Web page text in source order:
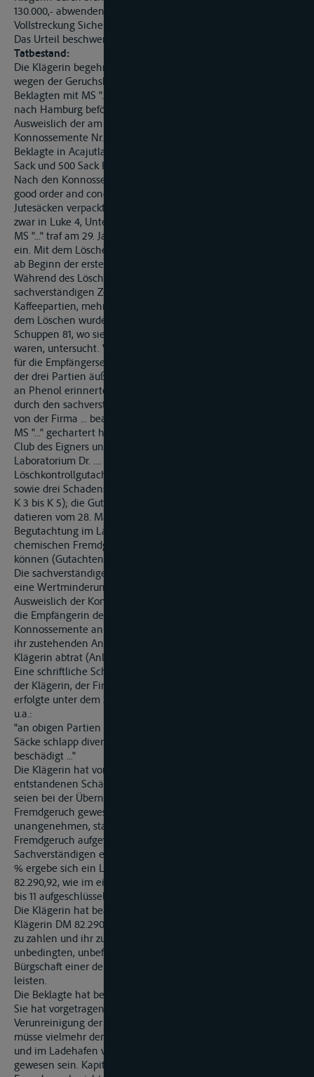
130.000,- abwenden, wenn nicht die Klägerin vor der
Vollstreckung Sicherheit in gleicher Höhe leistet.
Das Urteil beschwert die Beklagte um DM 82.290,92.
Tatbestand:
Die Klägerin begehrt von der Beklagten Schadensersatz
wegen der Geruchsbeschädigung von Rohkaffee, der von der
Beklagten mit MS "..." im Dezember 1993/Januar 1994 von ...
nach Hamburg befördert worden war.
Ausweislich der am 31. Dezember 1993 ausgestellten
Konnossemente Nr. 9, Nr. 13 und Nr. 14 (Anl. K 1) übernahm die
Beklagte in Acajutla am 31. Dezember 1993 2500 Sack, 1500
Sack und 500 Sack Kaffee zur Beförderung nach Hamburg.
Nach den Konnossementen wurde der Kaffee "in apparent
good order and condition" übernommen. Der Kaffee war in
Jutesäcken verpackt, die konventionell verladen wurden und
zwar in Luke 4, Unterraum.
MS "..." traf am 29. Januar 1994 gegen 23.00 Uhr in Hamburg
ein. Mit dem Löschen der Ladung wurde am 30. Januar 1994
ab Beginn der ersten Schicht, d.h. um 7.00 Uhr begonnen.
Während des Löschens warf der Mitarbeiter des
sachverständigen Zeugen … nur von oben einen Blick auf die
Kaffeepartien, mehr ließen die Verhältnisse nicht zu. Nach
dem Löschen wurden die Kaffeepartien eingehend im
Schuppen 81, wo sie für den Empfänger eingelagert worden
waren, untersucht. Von dem sachverständigen Zeugen ..., der
für die Empfängerseite tätig war, wurde festgestellt, dass Teile
der drei Partien äußerlich einen Fremdgeruch aufwiesen, der
an Phenol erinnerte. Neben Herrn ... wurden die Partien
durch den sachverständigen Zeugen ... von der Firma ..., die
von der Firma ... beauftragt worden war, von der die Beklagte
MS "..." gechartert hatte, sowie von Kapitän ... für den P & I
Club des Eigners untersucht. Hinzugezogen wurde das
Laboratorium Dr. .... Der sachverständige Zeuge ... erstellte ein
Löschkontrollgutachten unter dem 10. Februar 1994 (Anl. B13)
sowie drei Schadensgutachten unter dem 15. März 1994 (Anl.
K 3 bis K 5); die Gutachten des sachverständigen Zeugen ...
datieren vom 28. März 1994 (Anl. B 1 bis B 3). Die
Begutachtung im Laboratorium ... bestätigte einen
chemischen Fremdgeruch, ohne ihn genauer bestimmen zu
können (Gutachten vom 4. März 1994, Anl. K 6 bis K 8).
Die sachverständigen Zeugen ... und ... verständigten sich auf
eine Wertminderung der drei Partien Kaffee von 7 %.
Ausweislich der Konnossemente war die Firma ..., Hamburg,
die Empfängerin des Kaffees. Diese indossierte die
Konnossemente an die Firma ..., Hamburg, die ihrerseits die
ihr zustehenden Ansprüche unter dem 11. Januar 1995 an die
Klägerin abtrat (Anl. K 2).
Eine schriftliche Schadensanzeige der Versicherungsnehmerin
der Klägerin, der Firma Kaffee Einkaufskontor ..., Hamburg,
erfolgte unter dem 31. Januar 1994 (Anl. K 18). Darin heißt es
u.a.:
"an obigen Partien stellten wir folgende Schäden fest: diverse
Säcke schlapp diverse Säcke mehr oder weniger stark
beschädigt ..."
Die Klägerin hat vorgetragen, die Beklagte hafte ihr für die
entstandenen Schäden. Die angedienten Partien Rohkaffee
seien bei der Übernahme durch die Beklagte frei von
Fremdgeruch gewesen. Beim Ausladen habe der Kaffee einen
unangenehmen, starken und deutlich wahrnehmbaren
Fremdgeruch aufgewiesen. Auf der Basis der von beiden
Sachverständigen ermittelten Wertminderung in Höhe von 7
% ergebe sich ein Ladungsschaden von insgesamt DM
82.290,92, wie im einzelnen in der Klagschrift auf den Seiten 7
bis 11 aufgeschlüsselt.
Die Klägerin hat beantragt, die Beklagte zu verurteilen, an die
Klägerin DM 82.290,92 nebst 5 % Zinsen seit dem 16. Februar
zu zahlen und ihr zu gestatten, Sicherheit auch mittels einer
unbedingten, unbefristeten und selbstschuldnerischen
Bürgschaft einer deutschen Sparkasse oder Großbank zu
leisten.
Die Beklagte hat beantragt, die Klage abzuweisen.
Sie hat vorgetragen, an Bord des Schiffes könne die
Verunreinigung der Ladung nicht stattgefunden haben; sie
müsse vielmehr dem Kaffee bereits beim Laden angehaftet
und im Ladehafen vorhanden, aber nicht wahrnehmbar
gewesen sein. Kapitän und Ladungsoffizier hätten den